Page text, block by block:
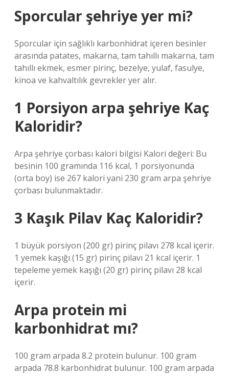
Sporcular şehriye yer mi?
Sporcular için sağlıklı karbonhidrat içeren besinler
arasında patates, makarna, tam tahıllı makarna, tam
tahıllı ekmek, esmer pirinç, bezelye, yulaf, fasulye,
kinoa ve kahvaltılık gevrekler yer alır.
1 Porsiyon arpa şehriye Kaç
Kaloridir?
Arpa şehriye çorbası kalori bilgisi Kalori değeri: Bu
besinin 100 gramında 116 kcal, 1 porsiyonunda
(orta boy) ise 267 kalori yani 230 gram arpa şehriye
çorbası bulunmaktadır.
3 Kaşık Pilav Kaç Kaloridir?
1 büyük porsiyon (200 gr) pirinç pilavı 278 kcal içerir.
1 yemek kaşığı (15 gr) pirinç pilavı 21 kcal içerir. 1
tepeleme yemek kaşığı (20 gr) pirinç pilavı 28 kcal
içerir.
Arpa protein mi
karbonhidrat mı?
100 gram arpada 8.2 protein bulunur. 100 gram
arpada 78.8 karbonhidrat bulunur. 100 gram arpada